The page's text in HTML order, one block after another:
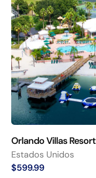
Estados Unidos
Orlando Villas Resort
$599.99